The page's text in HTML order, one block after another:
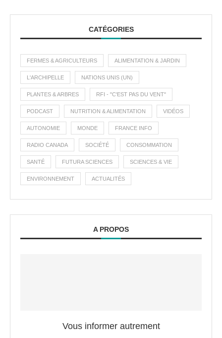
CATÉGORIES
FERMES & AGRICULTEURS ALIMENTATION & JARDIN
L'ARCHIPELLE NATIONS UNIS (UN)
PLANTES & ARBRES RFI - "C'EST PAS DU VENT"
PODCAST NUTRITION & ALIMENTATION VIDÉOS
AUTONOMIE MONDE FRANCE INFO
RADIO CANADA SOCIÉTÉ CONSOMMATION
SANTÉ FUTURA SCIENCES SCIENCES & VIE
ENVIRONNEMENT ACTUALITÉS
A PROPOS
Vous informer autrement